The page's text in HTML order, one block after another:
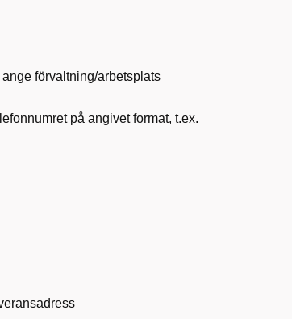
förvaltning/arbetsplats
på angivet format, t.ex.